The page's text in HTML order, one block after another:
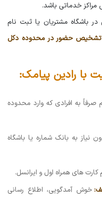
خدماتی باشد.
باشگاه مشتریان یا ثبت نام
تشخیص حضور در محدوده دکل
با رادین پیامک:
صرفاً به افرادی که وارد محدوده
نیاز به بانک شماره یا باشگاه
های همراه اول و ایرانسل.
خوش آمدگویی، اطلاع رسانی